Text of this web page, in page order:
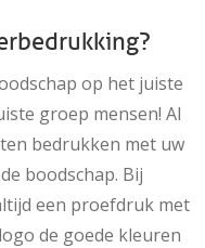
op het juiste
groep mensen! Al
bedrukken met uw
boodschap. Bij
een proefdruk met
de goede kleuren